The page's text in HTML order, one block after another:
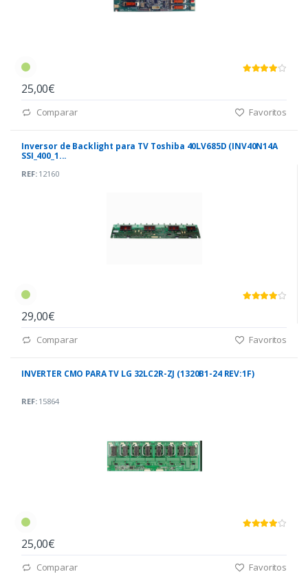
25,00€
Comparar Favoritos
Inversor de Backlight para TV Toshiba 40LV685D (INV40N14A
SSI_400_1...
REF:12160
29,00€
Comparar Favoritos
INVERTER CMO PARA TV LG 32LC2R-ZJ (1320B1-24 REV:1F)
REF:15864
25,00€
Comparar Favoritos